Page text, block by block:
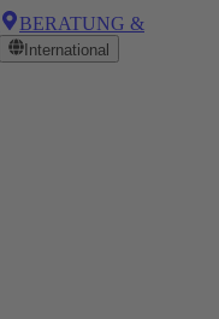
BERATUNG &
International